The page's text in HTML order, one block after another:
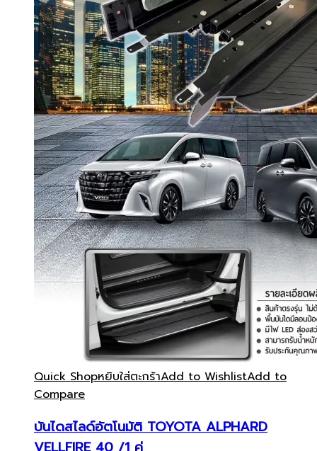
Quick Shopหยิบใส่ตะกร้าAdd to WishlistAdd to
Compare
บันไดสไลด์อัตโนมัติ TOYOTA ALPHARD